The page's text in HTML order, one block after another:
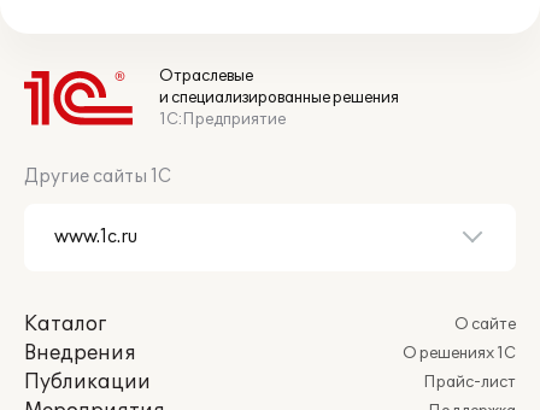
Отраслевые
и специализированные решения
1С:Предприятие
Другие сайты 1С
Каталог
Внедрения
Публикации
О сайте
О решениях 1С
Прайс-лист